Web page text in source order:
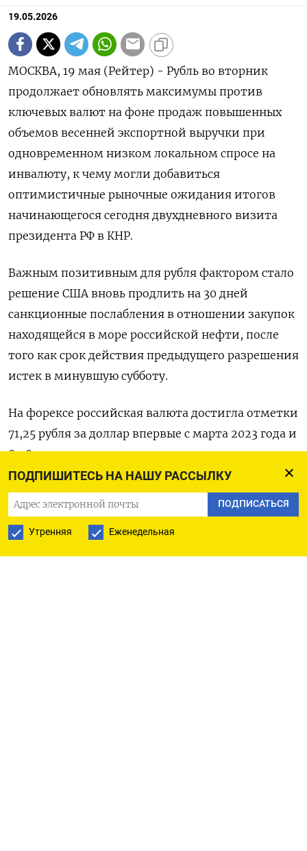
ПОДПИШИТЕСЬ НА НАШУ РАССЫЛКУ
ПОДПИСАТЬСЯ
Утренняя Еженедельная
19.05.2026
МОСКВА, 19 мая (Рейтер) - Рубль во вторник
продолжает обновлять максимумы против
ключевых валют на фоне продаж повышенных
объемов весенней экспортной выручки при
одновременном низком локальном спросе на
инвалюту, ‌к чему могли добавиться
оптимистичные рыночные ожидания итогов
начинающегося сегодня двухдневного визита
президента РФ в КНР.
Важным позитивным для рубля фактором стало
решение США вновь продлить на 30 ​дней
санкционные послабления в ​отношении закупок
находящейся в ​море российской ⁠нефти, после
того как срок действия предыдущего разрешения
истек ‌в минувшую субботу.
На форексе российская ‌валюта достигла отметки
71,25 рубля за доллар впервые с марта 2023 года и
​82,87 за евро впервые с мая того же года, а на
‌Мосбирже - 10,45 рубля за юань впервые с начала
февраля 2023 года.
К ​10.40 МСК пара юань/рубль расчетами «завтра»